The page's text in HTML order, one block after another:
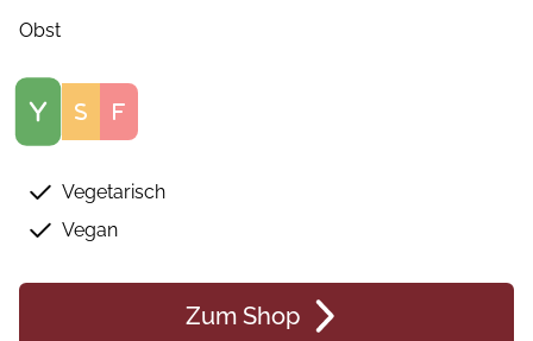
Obst
Score
Vegetarisch
Vegan
Zum Shop